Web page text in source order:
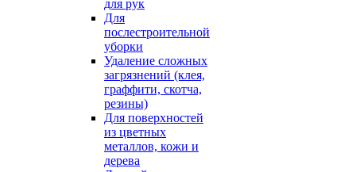
для рук
Для
послестроительной
уборки
Удаление сложных
загрязнений (клея,
граффити, скотча,
резины)
Для поверхностей
из цветных
металлов, кожи и
дерева